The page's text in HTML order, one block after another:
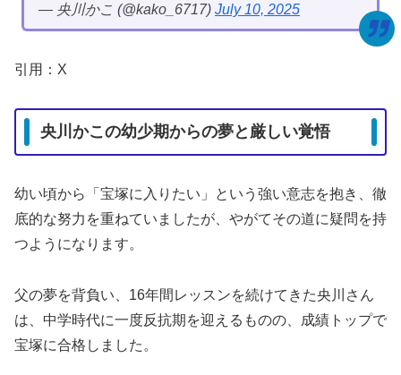
— 央川かこ (@kako_6717) July 10, 2025
引用：X
央川かこの幼少期からの夢と厳しい覚悟
幼い頃から「宝塚に入りたい」という強い意志を抱き、徹
底的な努力を重ねていましたが、やがてその道に疑問を持
つようになります。
父の夢を背負い、16年間レッスンを続けてきた央川さん
は、中学時代に一度反抗期を迎えるものの、成績トップで
宝塚に合格しました。